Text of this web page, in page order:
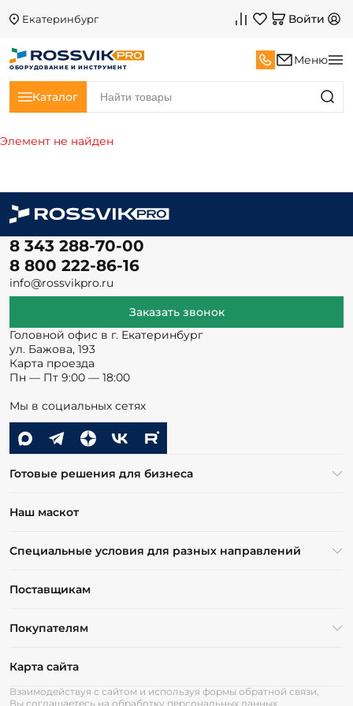
Екатеринбург Войти
ОБОРУДОВАНИЕ И ИНСТРУМЕНТ
Меню
Каталог
Элемент не найден
8 343 288-70-00
8 800 222-86-16
info@rossvikpro.ru
Заказать звонок
Головной офис в г. Екатеринбург
ул. Бажова, 193
Карта проезда
Пн — Пт 9:00 — 18:00
Мы в социальных сетях
Готовые решения для бизнеса
Наш маскот
Специальные условия для разных направлений
Поставщикам
Покупателям
Карта сайта
Взаимодействуя с сайтом и используя формы обратной связи,
Вы соглашаетесь на обработку персональных данных.